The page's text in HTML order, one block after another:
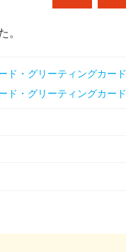
ド・グリーティングカード
ド・グリーティングカード